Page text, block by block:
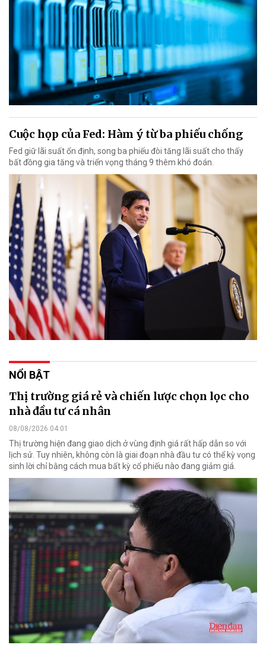
Cuộc họp của Fed: Hàm ý từ ba phiếu chống
Fed giữ lãi suất ổn định, song ba phiếu đòi tăng lãi suất cho thấy
bất đồng gia tăng và triển vọng tháng 9 thêm khó đoán.
NỔI BẬT
Thị trường giá rẻ và chiến lược chọn lọc cho
nhà đầu tư cá nhân
08/08/2026 04:01
Thị trường hiện đang giao dịch ở vùng định giá rất hấp dẫn so với
lịch sử. Tuy nhiên, không còn là giai đoạn nhà đầu tư có thể kỳ vọng
sinh lời chỉ bằng cách mua bất kỳ cổ phiếu nào đang giảm giá.